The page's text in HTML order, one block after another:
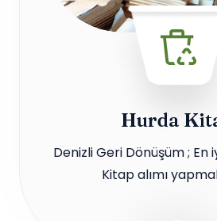
Hurda
Denizli Geri Dönüşüm ; En
Kitap alımı